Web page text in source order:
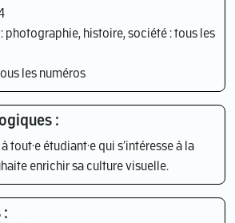
: photographie, histoire, société : tous les
les numéros
:
tout·e étudiant·e qui s’intéresse à la
enrichir sa culture visuelle.
: